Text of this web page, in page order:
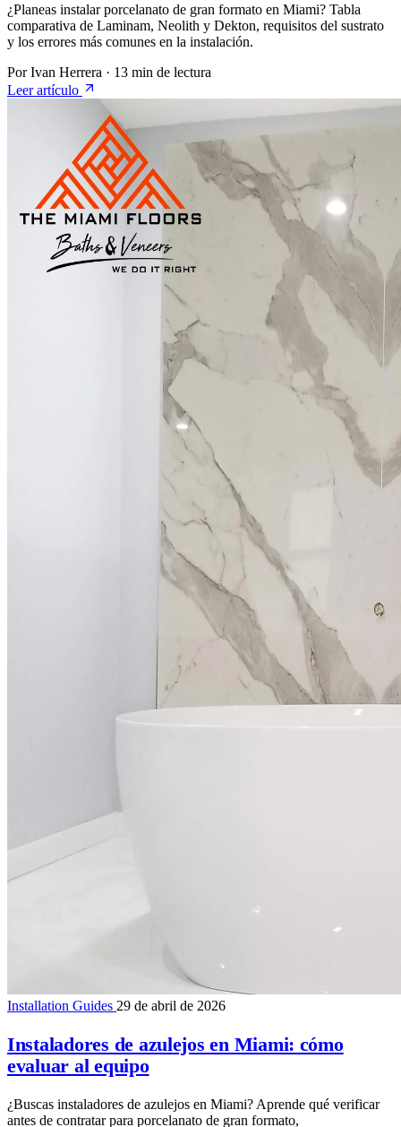
¿Planeas instalar porcelanato de gran formato en Miami? Tabla
comparativa de Laminam, Neolith y Dekton, requisitos del sustrato
y los errores más comunes en la instalación.
Por Ivan Herrera · 13 min de lectura
Leer artículo
Installation Guides 29 de abril de 2026
Instaladores de azulejos en Miami: cómo
evaluar al equipo
¿Buscas instaladores de azulejos en Miami? Aprende qué verificar
antes de contratar para porcelanato de gran formato,